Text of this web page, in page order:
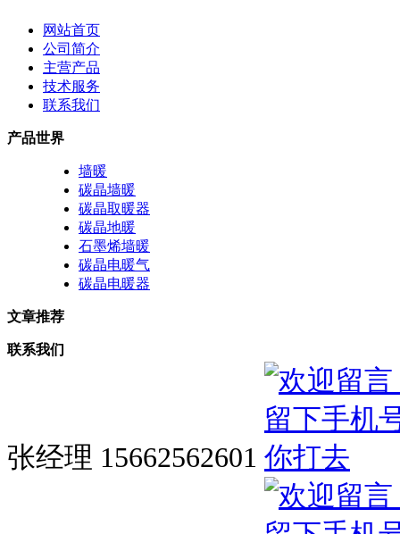
网站首页
公司简介
主营产品
技术服务
联系我们
产品世界
墙暖
碳晶墙暖
碳晶取暖器
碳晶地暖
石墨烯墙暖
碳晶电暖气
碳晶电暖器
文章推荐
联系我们
张经理 15662562601